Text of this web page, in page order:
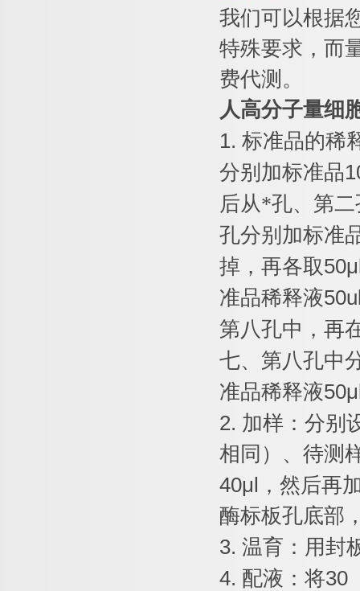
我们可以根据
特殊要求，而
费代测。
人高分子量细
1. 标准品的稀
分别加标准品
后从*孔、第
孔分别加标准
掉，再各取
准品稀释液
第八孔中，再
七、第八孔中
准品稀释液
2. 加样：分别
相同）、待测
40μl
，然后再
酶标板孔底部
3. 温育：用封
4. 配液：将30